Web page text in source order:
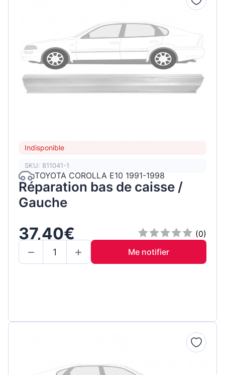
Indisponible
SKU: 811041-1
TOYOTA COROLLA E10 1991-1998
Réparation bas de caisse /
Gauche
37,40€
(0)
Me notifier